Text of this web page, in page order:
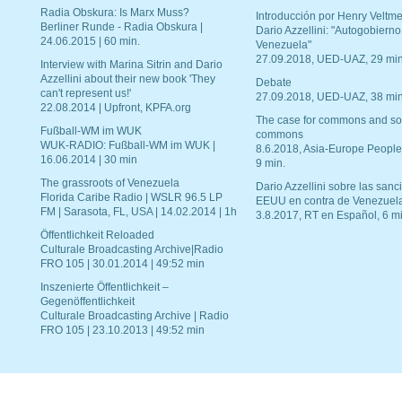
Radia Obskura: Is Marx Muss?
Berliner Runde - Radia Obskura |
24.06.2015 | 60 min.
Interview with Marina Sitrin and Dario
Azzellini about their new book 'They
can't represent us!'
22.08.2014 | Upfront, KPFA.org
Fußball-WM im WUK
WUK-RADIO: Fußball-WM im WUK |
16.06.2014 | 30 min
The grassroots of Venezuela
Florida Caribe Radio | WSLR 96.5 LP
FM | Sarasota, FL, USA | 14.02.2014 | 1h
Öffentlichkeit Reloaded
Culturale Broadcasting Archive|Radio
FRO 105 | 30.01.2014 | 49:52 min
Inszenierte Öffentlichkeit –
Gegenöffentlichkeit
Culturale Broadcasting Archive | Radio
FRO 105 | 23.10.2013 | 49:52 min
Introducción por Henry
Dario Azzellini:
Venezuela"
27.09.2018, UED-UAZ, 29
Debate
27.09.2018, UED-UAZ, 38
The case for commons and
commons
8.6.2018, Asia-Europe
9 min.
Dario Azzellini sobre las
EEUU en contra de
3.8.2017, RT en Español, 6